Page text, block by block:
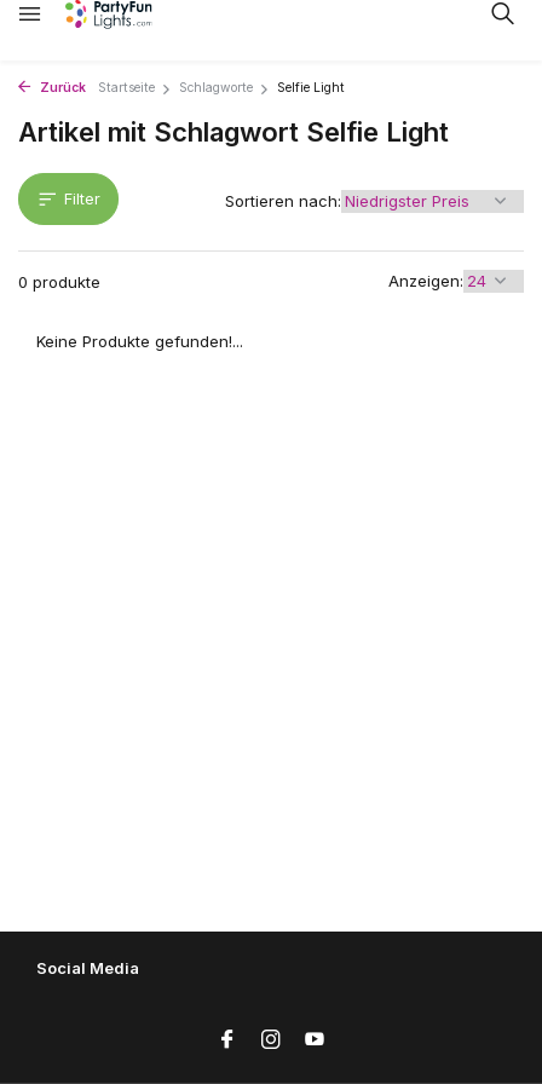
Zurück Startseite Schlagworte Selfie Light
Artikel mit Schlagwort Selfie Light
Filter
0 produkte Anzeigen:
Sortieren nach:
Keine Produkte gefunden!...
Social Media